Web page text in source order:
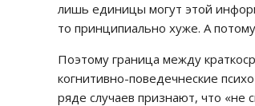
лишь единицы могут этой
то принципиально хуже. А
Поэтому граница между
когнитивно-поведечнеские
ряде случаев признают, что «не